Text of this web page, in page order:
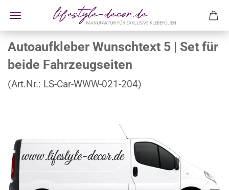
Autoaufkleber Wunschtext 5 | Set für
beide Fahrzeugseiten
(Art.Nr.: LS-Car-WWW-021-204)